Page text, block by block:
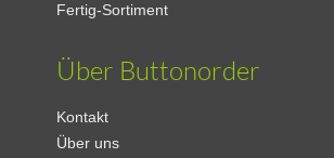
Fertig-Sortiment
Über Buttonorder
Kontakt
Über uns